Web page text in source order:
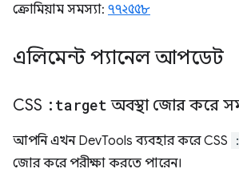
ক্রোমিয়াম সমস্যা: ৭৭২৫৫৮
এলিমেন্ট প্যানেল আপডেট
CSS :target অবস্থা জোর করে
আপনি এখন DevTools ব্যবহার করে CSS
জোর করে পরীক্ষা করতে পারেন।